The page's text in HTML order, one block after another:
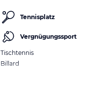
Tennisplatz
Vergnügungssport
Tischtennis
Billard